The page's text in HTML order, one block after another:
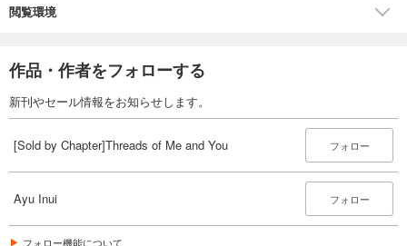
閲覧環境
作品・作者をフォローする
新刊やセール情報をお知らせします。
[Sold by Chapter]Threads of Me and You フォロー
Ayu Inui フォロー
フォロー機能について